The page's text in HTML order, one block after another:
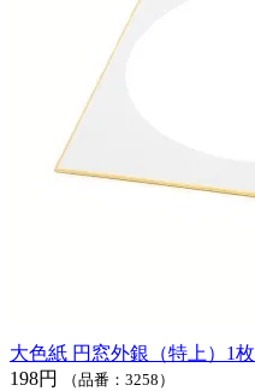
大色紙 円窓外銀（特上）1枚
198円
（品番：3258）